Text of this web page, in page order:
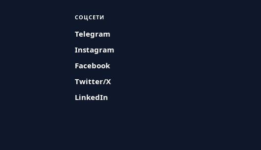
СОЦСЕТИ
Telegram
Instagram
Facebook
Twitter/X
LinkedIn